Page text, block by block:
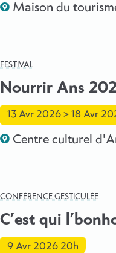
Maison du
FESTIVAL
Nourrir Ans
13 Avr 2026 > 18 Avr
Centre culturel
CONFÉRENCE GESTICULÉE
C’est qui
9 Avr 2026 20h